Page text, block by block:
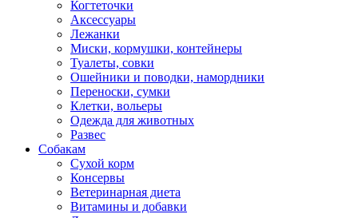
Когтеточки
Аксессуары
Лежанки
Миски, кормушки, контейнеры
Туалеты, совки
Ошейники и поводки, намордники
Переноски, сумки
Клетки, вольеры
Одежда для животных
Развес
Собакам
Сухой корм
Консервы
Ветеринарная диета
Витамины и добавки